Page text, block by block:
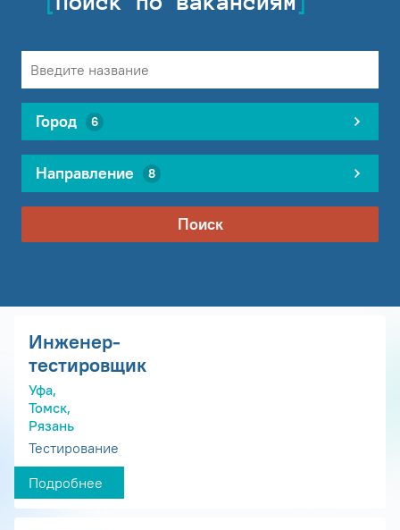
Город 6
Направление 8
Поиск
Инженер-
тестировщик
Уфа,
Томск,
Рязань
Тестирование
Подробнее